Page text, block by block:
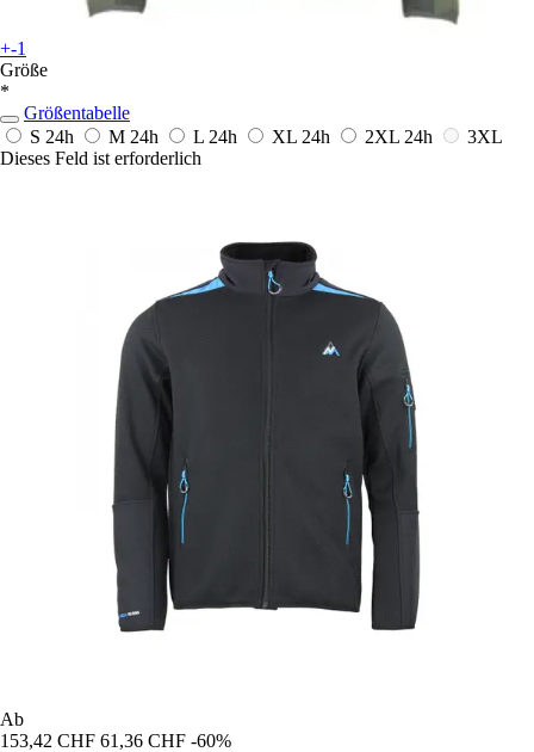
+-1
Größe
*
Größentabelle
S 24h M 24h L 24h XL 24h 2XL 24h
3XL
Dieses Feld ist erforderlich
Ab
153,42 CHF 61,36 CHF -60%